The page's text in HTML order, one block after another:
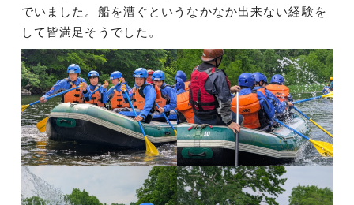
でいました。船を漕ぐというなかなか出来ない経験を
して皆満足そうでした。